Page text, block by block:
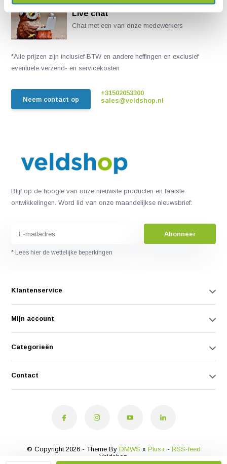
Live chat
Chat met een van onze medewerkers
*Alle prijzen zijn inclusief BTW en andere heffingen en exclusief
eventuele verzend- en servicekosten
Neem contact op
+31502053300
sales@veldshop.nl
Blijf op de hoogte van onze nieuwste producten en laatste
ontwikkelingen. Word lid van onze maandelijkse nieuwsbrief:
Abonneer
* Lees hier de wettelijke beperkingen
Klantenservice
Mijn account
Categorieën
Contact
© Copyright 2026 - Theme By DMWS x Plus+- RSS-feed
Veldshop